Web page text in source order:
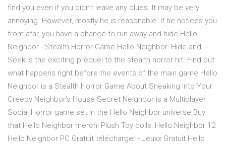
find you even if you didn’t leave any clues. It may be very
annoying. However, mostly he is reasonable. If he notices you
from afar, you have a chance to run away and hide Hello
Neighbor - Stealth Horror Game Hello Neighbor: Hide and
Seek is the exciting prequel to the stealth horror hit. Find out
what happens right before the events of the main game Hello
Neighbor is a Stealth Horror Game About Sneaking Into Your
Creepy Neighbor's House Secret Neighbor is a Multiplayer
Social Horror game set in the Hello Neighbor universe Buy
that Hello Neighbor merch! Plush Toy dolls: Hello Neighbor 12
Hello Neighbor PC Gratuit télécharger - Jeuxx Gratuit Hello